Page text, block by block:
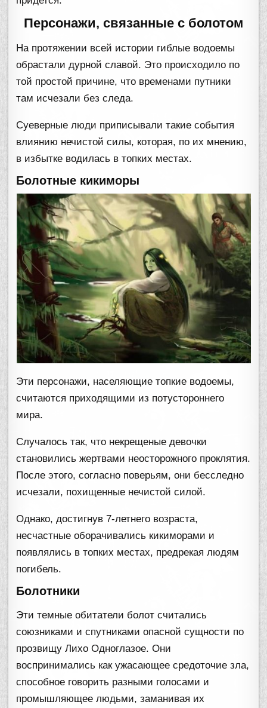
Персонажи, связанные с болотом
На протяжении всей истории гиблые водоемы
обрастали дурной славой. Это происходило по
той простой причине, что временами путники
там исчезали без следа.
Суеверные люди приписывали такие события
влиянию нечистой силы, которая, по их мнению,
в избытке водилась в топких местах.
Болотные кикиморы
Эти персонажи, населяющие топкие водоемы,
считаются приходящими из потустороннего
мира.
Случалось так, что некрещеные девочки
становились жертвами неосторожного проклятия.
После этого, согласно поверьям, они бесследно
исчезали, похищенные нечистой силой.
Однако, достигнув 7-летнего возраста,
несчастные оборачивались кикиморами и
появлялись в топких местах, предрекая людям
погибель.
Болотники
Эти темные обитатели болот считались
союзниками и спутниками опасной сущности по
прозвищу Лихо Одноглазое. Они
воспринимались как ужасающее средоточие зла,
способное говорить разными голосами и
промышляющее людьми, заманивая их